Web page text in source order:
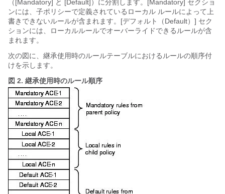
（[Mandatory] と [Default]）に分割します。[Mandatory] セクショ
ンには、子ポリシーで定義されているローカル ルールによって上
書きできないルールが含まれます。[デフォルト（Default）] セク
ションには、ローカルルールでオーバーライドできるルールが含
まれます。
次の図に、継承使用時のルールテーブルにおけるルールの順序付
けを示します。
図 2. 継承使用時のルール順序